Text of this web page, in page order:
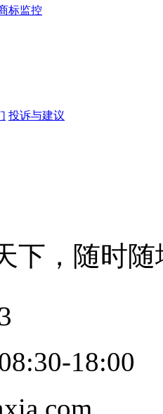
标监控
投诉与建议
下，随时
18:00